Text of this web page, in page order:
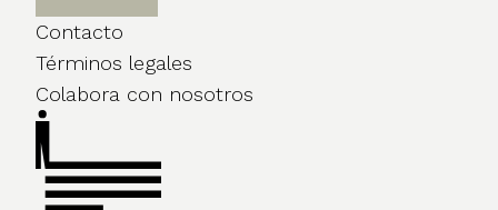
Contacto
Términos legales
Colabora con nosotros